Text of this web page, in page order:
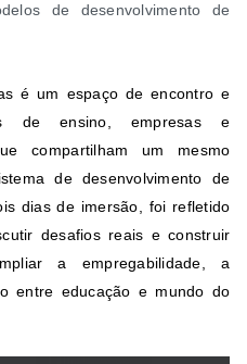
de desenvolvimento de
é um espaço de encontro e
de ensino, empresas e
compartilham um mesmo
de desenvolvimento de
dias de imersão, foi refletido
desafios reais e construir
a empregabilidade, a
entre educação e mundo do